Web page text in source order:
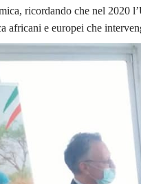
ricordando che nel 2020
africani e europei che